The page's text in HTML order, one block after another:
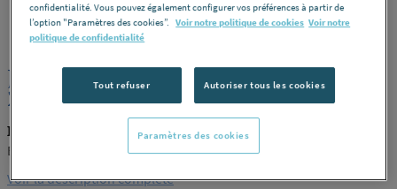
ROCHLING REF : 372TC
JONC PA6 NATUREL COULE CONTINU
25 ENSINGER FRANCE
ROCHLING PRODUIT-372TC
ENSINGER FRANCE
Voir la description complète
confidentialité. Vous pouvez également configurer vos préférences à partir de
l’option "Paramètres des cookies”. Voir notre politique de cookies Voir notre
politique de confidentialité
Tout refuser Autoriser tous les cookies
Paramètres des cookies